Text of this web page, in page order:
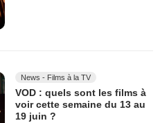
News - Films à la TV
VOD : quels sont les films à
voir cette semaine du 13 au
19 juin ?